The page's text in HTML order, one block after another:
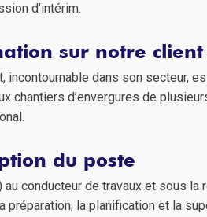
d’intérim.
sur notre client
incontournable dans son secteur,
chantiers d’envergures de
du poste
au conducteur de travaux et sous
préparation, la planification et la